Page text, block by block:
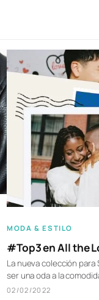
MODA & ESTILO
#Top3 en All the
La nueva colección
ser una oda a la
02/02/2022